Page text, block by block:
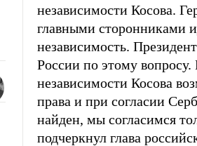
независимости Косова.
главными сторонниками
независимость.
России по этому
независимости Косова
права и при согласии
найден, мы согласимся
подчеркнул глава